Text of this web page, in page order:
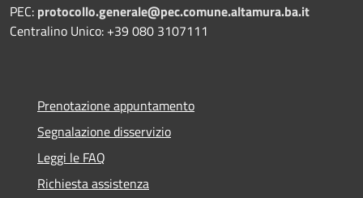
PEC: protocollo.generale@pec.comune.altamura.ba.it
Centralino Unico: +39 080 3107111
Prenotazione appuntamento
Segnalazione disservizio
Leggi le FAQ
Richiesta assistenza